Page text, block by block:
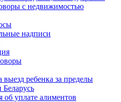
с недвижимостью
надписи
выезд ребенка за пределы
Беларусь
об уплате алиментов